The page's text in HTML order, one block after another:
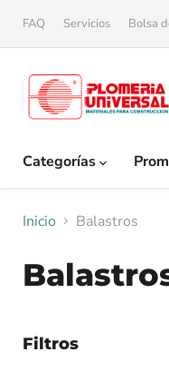
FAQ Servicios Bolsa
Categorías
Inicio Balastros
Filtros